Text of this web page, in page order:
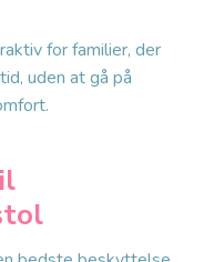
for familier, der
uden at gå på